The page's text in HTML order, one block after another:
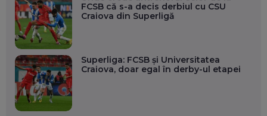
FCSB că s-a decis derbiul cu CSU
Craiova din Superligă
Superliga: FCSB și Universitatea
Craiova, doar egal în derby-ul etapei